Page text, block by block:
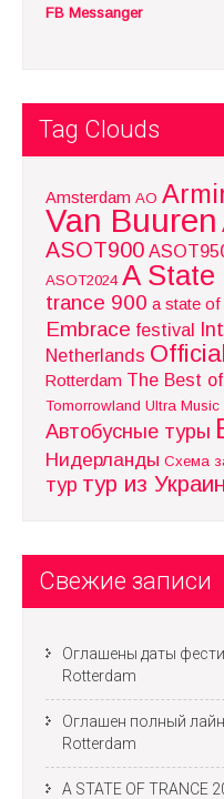
FB Messanger
Tag Clouds
Amsterdam AO
Van Buuren
ASOT900
ASOT2024 A State
trance 900 a state of
Embrace festival
Netherlands Official
Rotterdam The Best
Tomorrowland Ultra Music
Автобусные туры
Нидерланды Схема
тур тур из
Свежие записи
Оглашены даты
Rotterdam
Оглашен полный
Rotterdam
A STATE OF TRANCE